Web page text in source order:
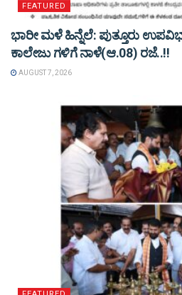
FEATURED
ಭಾರೀ ಮಳೆ ಹಿನ್ನೆಲೆ: ಪುತ್ತೂರು
ಕಾಲೇಜು ಗಳಿಗೆ ನಾಳೆ(ಆ.08) ರಜೆ..!!
AUGUST 7, 2026